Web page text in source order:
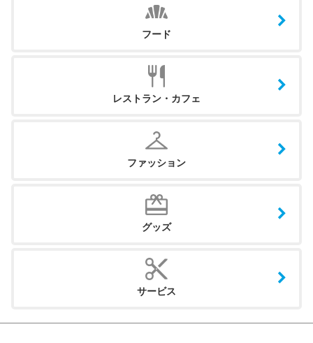
フード
レストラン・カフェ
ファッション
グッズ
サービス